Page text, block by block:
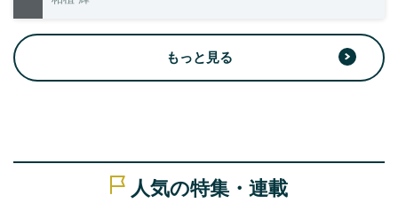
もっと見る
人気の特集・連載